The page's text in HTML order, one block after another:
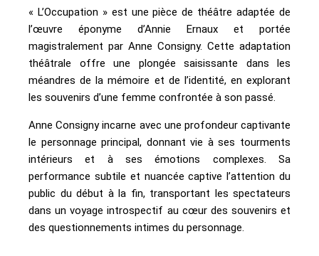
« L’Occupation » est une pièce de théâtre adaptée de
l’œuvre éponyme d’Annie Ernaux et portée
magistralement par Anne Consigny. Cette adaptation
théâtrale offre une plongée saisissante dans les
méandres de la mémoire et de l’identité, en explorant
les souvenirs d’une femme confrontée à son passé.
Anne Consigny incarne avec une profondeur captivante
le personnage principal, donnant vie à ses tourments
intérieurs et à ses émotions complexes. Sa
performance subtile et nuancée captive l’attention du
public du début à la fin, transportant les spectateurs
dans un voyage introspectif au cœur des souvenirs et
des questionnements intimes du personnage.